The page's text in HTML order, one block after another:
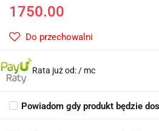
1750.00
Do przechowalni
Rata już od: / mc
Powiadom gdy produkt będzie